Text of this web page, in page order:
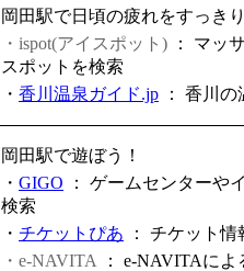
岡田駅で日頃の疲れをすっきり
・ispot(アイスポット) ： マッ
スポットを検索
・ 香川温泉ガイド.jp ： 香川の
岡田駅で遊ぼう！
・ GIGO ： ゲームセンターや
検索
・ チケットぴあ ： チケット情
・e-NAVITA
： e-NAVITAによ